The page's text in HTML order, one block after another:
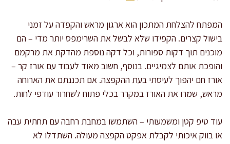
המפתח להצלחת המתכון הוא ארגון מראש והקפדה על זמני
בישול קצרים. הקפידו שלא לבשל את השרימפס יותר מדי – הם
מוכנים תוך דקות ספורות, וכל דקה נוספת מהדקת את מרקמם
והופכת אותם לצמיגיים. בנוסף, חשוב מאוד לעבוד עם אורז קר –
אורז חם יהפוך לעיסתי בעת ההקפצה. אם תכננתם את הארוחה
מראש, שמרו את האורז במקרר בכלי פתוח לשחרור עודפי לחות.
עוד טיפ קטן ומשמעותי – השתמשו במחבת רחבה עם תחתית עבה
או בווק איכותי לקבלת אפקט הקפצה מעולה. השתדלו לא